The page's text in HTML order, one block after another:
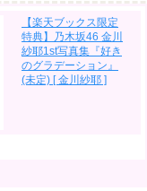
【楽天ブックス限定
特典】乃木坂46 金川
紗耶1st写真集『好き
のグラデーション』
(未定) [ 金川紗耶 ]